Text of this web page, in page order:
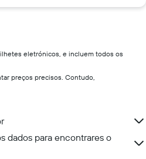
eletrónicos, e incluem todos os
preços precisos. Contudo,
dados para encontrares o